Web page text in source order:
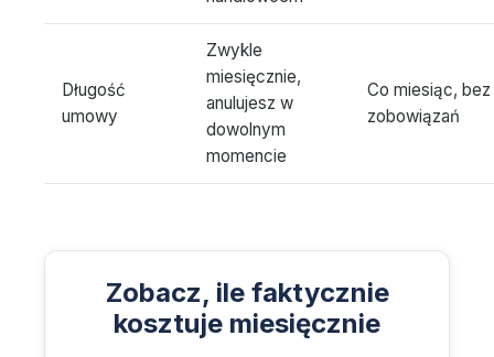
Długość
umowy
Zwykle
miesięcznie,
anulujesz w
dowolnym
momencie
Co miesiąc, bez
zobowiązań
Zobacz, ile faktycznie
kosztuje miesięcznie